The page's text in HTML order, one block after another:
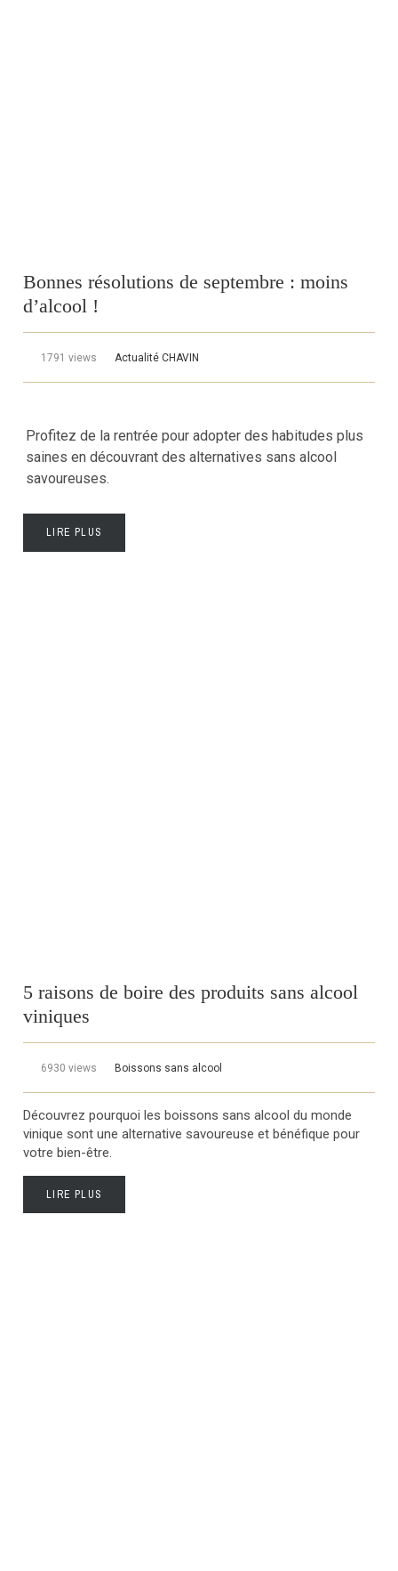
Bonnes résolutions de septembre : moins
d’alcool !
1791 views Actualité CHAVIN
Profitez de la rentrée pour adopter des habitudes plus
saines en découvrant des alternatives sans alcool
savoureuses.
LIRE PLUS
5 raisons de boire des produits sans alcool
viniques
6930 views Boissons sans alcool
Découvrez pourquoi les boissons sans alcool du monde
vinique sont une alternative savoureuse et bénéfique pour
votre bien-être.
LIRE PLUS